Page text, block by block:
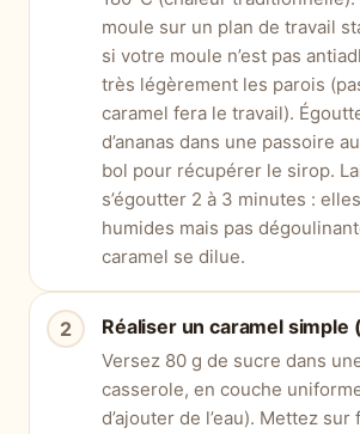
moule sur un plan de travail
si votre moule n’est pas
très légèrement les parois
caramel fera le travail).
d’ananas dans une passoire
bol pour récupérer le sirop.
s’égoutter 2 à 3 minutes :
humides mais pas
caramel se dilue.
Réaliser un caramel simple
Versez 80 g de sucre dans
casserole, en couche
d’ajouter de l’eau). Mettez